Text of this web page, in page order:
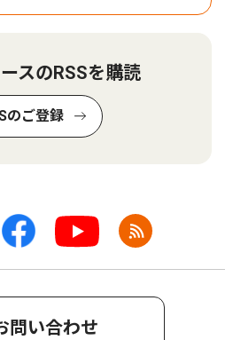
スのRSSを購読
のご登録
問い合わせ